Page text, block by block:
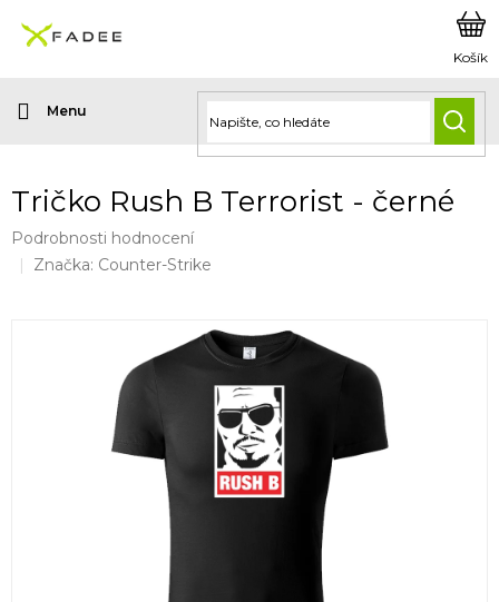
obsah
Tričko Rush B Terrorist - černé
Průměrné
hodnocení
Podrobnosti hodnocení
Značka: Counter-Strike